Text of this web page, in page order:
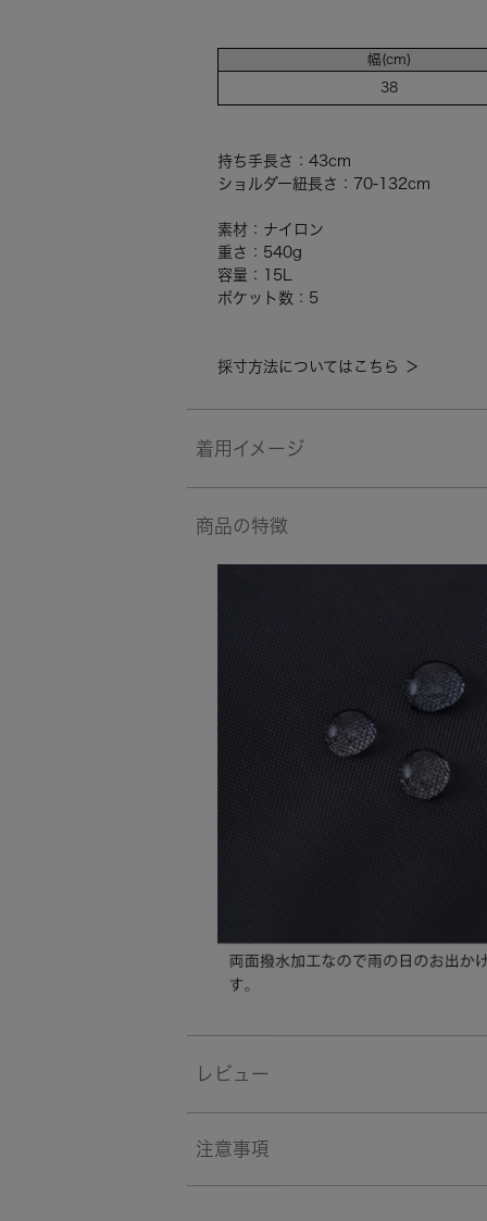
幅(cm)
38
持ち手長さ：43cm
ショルダー紐長さ：70-132cm
素材：ナイロン
重さ：540g
容量：15L
ポケット数：5
採寸方法についてはこちら ＞
着用イメージ
商品の特徴
レビュー
注意事項